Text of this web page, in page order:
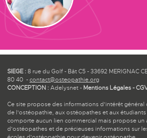
SIEGE :8 rue du Golf - Bât C5 - 33692 MERIGNAC
80 40 -contact@osteopathie.org
CONCEPTION :Adelysnet- Mentions Légales-
Ce site propose des informations d'intérêt général
de l'ostéopathie, aux ostéopathes et aux
comporte aucun lien commercial mais propose un
d'ostéopathes et de précieuses informations sur